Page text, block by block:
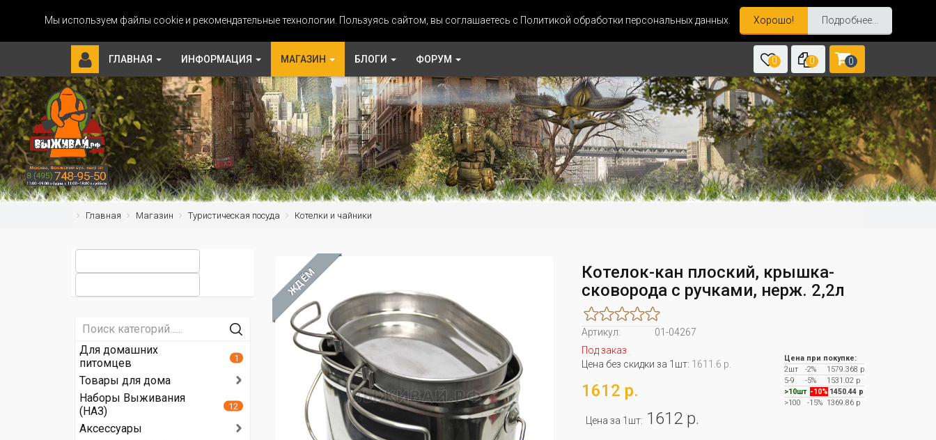
Мы используем файлы cookie и рекомендательные технологии. Пользуясь сайтом, вы соглашаетесь с Политикой обработки персональных данных. Хорошо! Подробнее...
ГЛАВНАЯ ИНФОРМАЦИЯ МАГАЗИН БЛОГИ ФОРУМ 0 0 0
Главная Магазин Туристическая посуда Котелки и чайники
ЖДЁМ
Котелок-кан плоский, крышка-
сковорода с ручками, нерж. 2,2л
Артикул:
01-04267
Под заказ
Цена без скидки за 1шт: 1611.6 р.
1612 р.
Цена за 1шт: 1612 р.
Цена при покупке:
2шт
-2%
1579.368 р
5-9
-5%
1531.02 р
>10шт -10% 1450.44 р
>100
-15%1369.86 р
Для домашних
питомцев
1
Товары для дома
Наборы Выживания
(НАЗ)
12
Аксессуары